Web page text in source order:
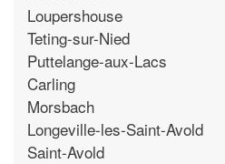
Loupershouse
Teting-sur-Nied
Puttelange-aux-Lacs
Carling
Morsbach
Longeville-les-Saint-Avold
Saint-Avold